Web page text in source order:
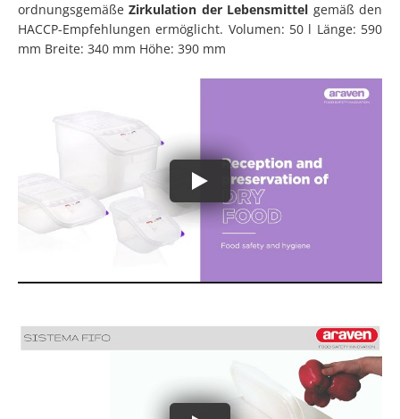
ordnungsgemäßeZirkulation der Lebensmittel gemäß den
HACCP-Empfehlungen ermöglicht. Volumen: 50 l Länge: 590
mm Breite: 340 mm Höhe: 390 mm